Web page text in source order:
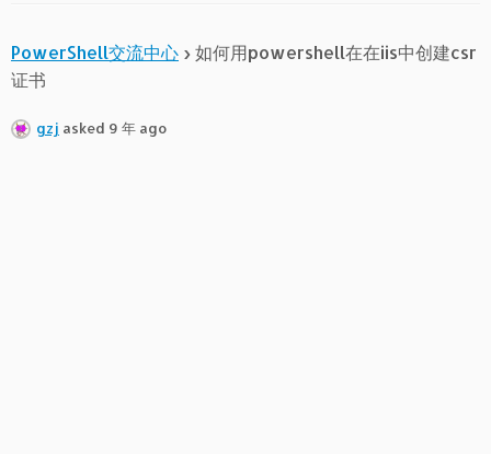
PowerShell交流中心 › 如何用powershell在在iis中创建csr
证书
gzj asked 9 年 ago